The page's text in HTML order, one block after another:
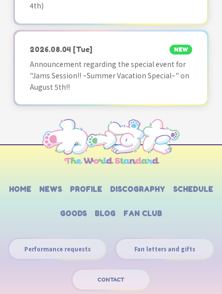
4th)
2026.08.04 [Tue] NEW
Announcement regarding the special event for
"Jams Session!! ~Summer Vacation Special~" on
August 5th!!
HOME NEWS PROFILE DISCOGRAPHY SCHEDULE
GOODS BLOG FAN CLUB
Performance requests Fan letters and gifts
CONTACT